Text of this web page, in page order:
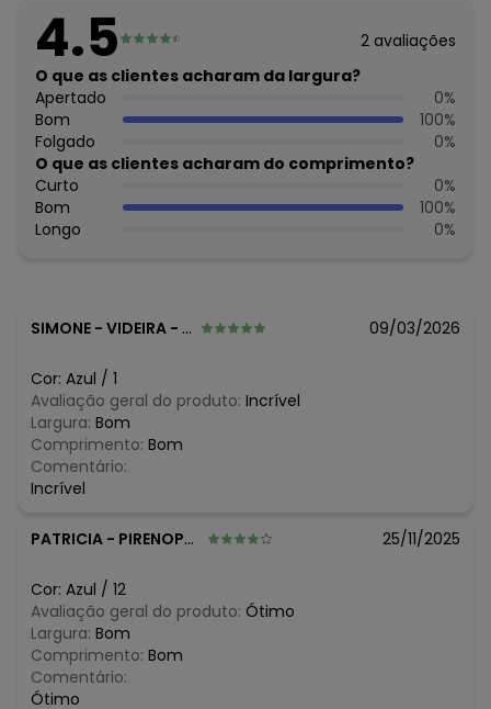
Forro: Sim
Decote Frente : Quadrado
Decote Costas: Quadrado
Fornecedor: MALHARIA CRISTINA LTDA / CNPJ
82.663.337/0001-43
Feito: no Brasil
Cuidados para conservação do produto: TEMP MAX DE
LAVAGEM 40°C. LAVAR COM CORES SEMELHANTES *NÃO
ALVEJAR *NÃO SECAR EM TAMBOR *SECAGEM NA HORIZONTAL
*TEMPERATURA MAX DA BASE DO FERRO A 110ºC SEM VAPOR.
Histórico de preços
O preço apresentado abaixo é o menor oferecido em
algum dia do mês, para o menor tamanho disponível.
agosto/2026
julho/2026
junho/2026
maio/2026
fevereiro/2026 R$ 89,97
4.5 2 avaliações
O que as clientes acharam da largura?
Apertado
0%
Bom
100%
Folgado
0%
O que as clientes acharam do comprimento?
Curto
0%
Bom
100%
Longo
0%
SIMONE - VIDEIRA - SC 09/03/2026
Cor: Azul / 1
Avaliação geral do produto: Incrível
Largura: Bom
Comprimento: Bom
Comentário:
Incrível
PATRICIA - PIRENOPOLIS - GO 25/11/2025
Cor: Azul / 12
Avaliação geral do produto: Ótimo
Largura: Bom
Comprimento: Bom
Comentário:
Ótimo